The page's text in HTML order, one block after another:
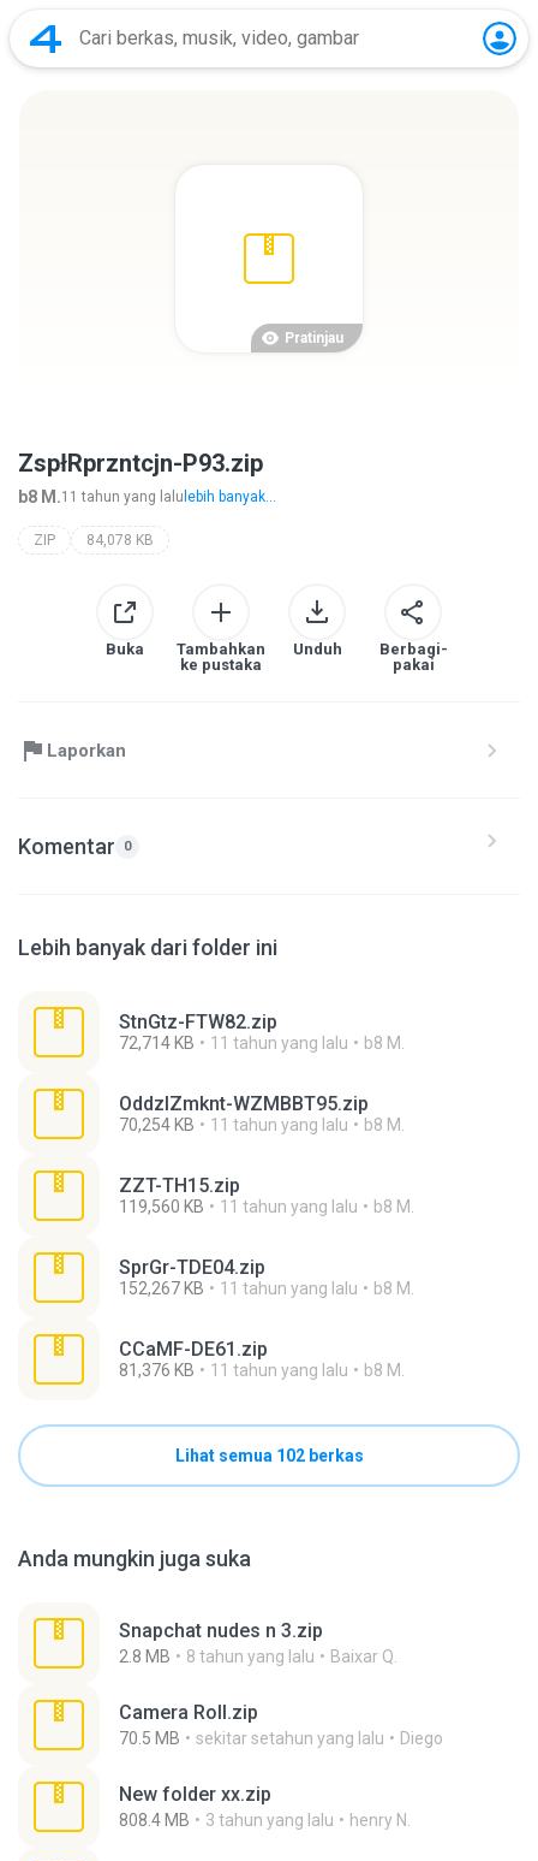
Pratinjau
ZspłRprzntcjn-P93.zip
b8 M.11 tahun yang lalu lebih banyak...
ZIP 84,078 KB
Buka
Tambahkan
ke pustaka
Unduh
Berbagi-
pakai
Laporkan
Komentar 0
Lebih banyak dari folder ini
StnGtz-FTW82.zip
72,714 KB 11 tahun yang lalu b8 M.
OddzlZmknt-WZMBBT95.zip
70,254 KB 11 tahun yang lalu b8 M.
ZZT-TH15.zip
119,560 KB 11 tahun yang lalu b8 M.
SprGr-TDE04.zip
152,267 KB 11 tahun yang lalu b8 M.
CCaMF-DE61.zip
81,376 KB 11 tahun yang lalu b8 M.
Lihat semua 102 berkas
Anda mungkin juga suka
Snapchat nudes n 3.zip
2.8 MB 8 tahun yang lalu Baixar Q.
Camera Roll.zip
70.5 MB sekitar setahun yang lalu Diego
New folder xx.zip
808.4 MB 3 tahun yang lalu henry N.